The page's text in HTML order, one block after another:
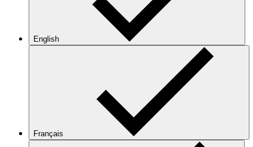
English
Français